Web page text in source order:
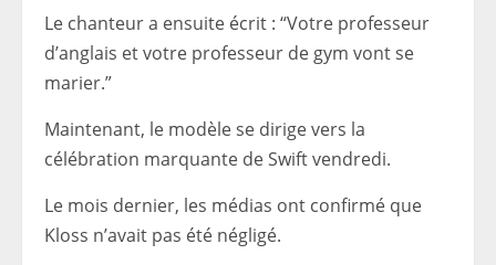
Le chanteur a ensuite écrit : “Votre professeur
d’anglais et votre professeur de gym vont se
marier.”
Maintenant, le modèle se dirige vers la
célébration marquante de Swift vendredi.
Le mois dernier, les médias ont confirmé que
Kloss n’avait pas été négligé.